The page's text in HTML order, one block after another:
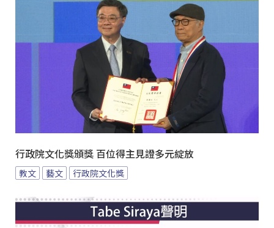
行政院文化獎頒獎 百位得主見證多元綻放
教文 藝文 行政院文化獎